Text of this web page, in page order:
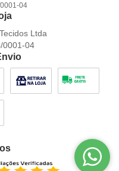
04
Ltda
0001-04